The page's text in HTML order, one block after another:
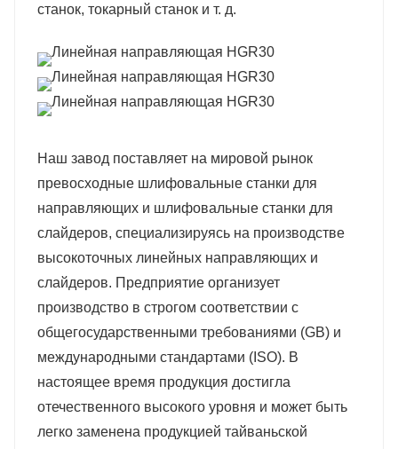
станок, токарный станок и т. д.
Наш завод поставляет на мировой рынок
превосходные шлифовальные станки для
направляющих и шлифовальные станки для
слайдеров, специализируясь на производстве
высокоточных линейных направляющих и
слайдеров. Предприятие организует
производство в строгом соответствии с
общегосударственными требованиями (GB) и
международными стандартами (ISO). В
настоящее время продукция достигла
отечественного высокого уровня и может быть
легко заменена продукцией тайваньской